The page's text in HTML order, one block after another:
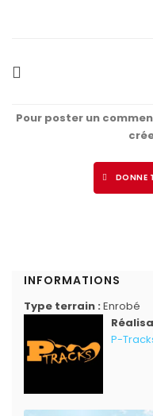
Pour poster un
DONNE
INFORMATIONS
Type terrain : Enrobé
P-